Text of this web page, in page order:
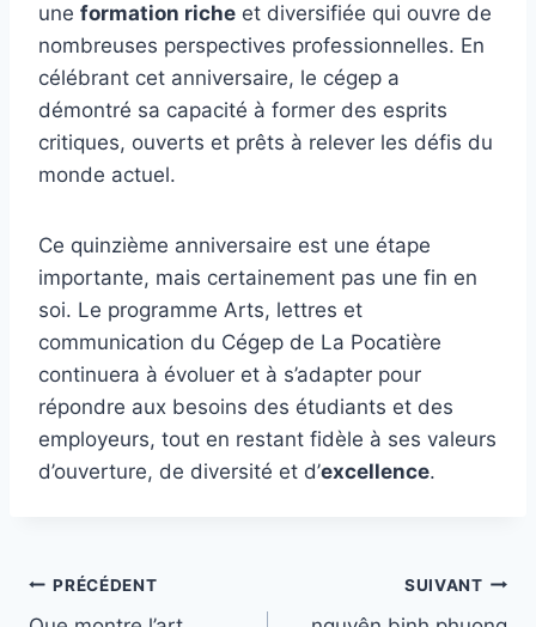
une formation riche et diversifiée qui ouvre de
nombreuses perspectives professionnelles. En
célébrant cet anniversaire, le cégep a
démontré sa capacité à former des esprits
critiques, ouverts et prêts à relever les défis du
monde actuel.
Ce quinzième anniversaire est une étape
importante, mais certainement pas une fin en
soi. Le programme Arts, lettres et
communication du Cégep de La Pocatière
continuera à évoluer et à s’adapter pour
répondre aux besoins des étudiants et des
employeurs, tout en restant fidèle à ses valeurs
d’ouverture, de diversité et d’excellence.
Navigation
PRÉCÉDENT SUIVANT